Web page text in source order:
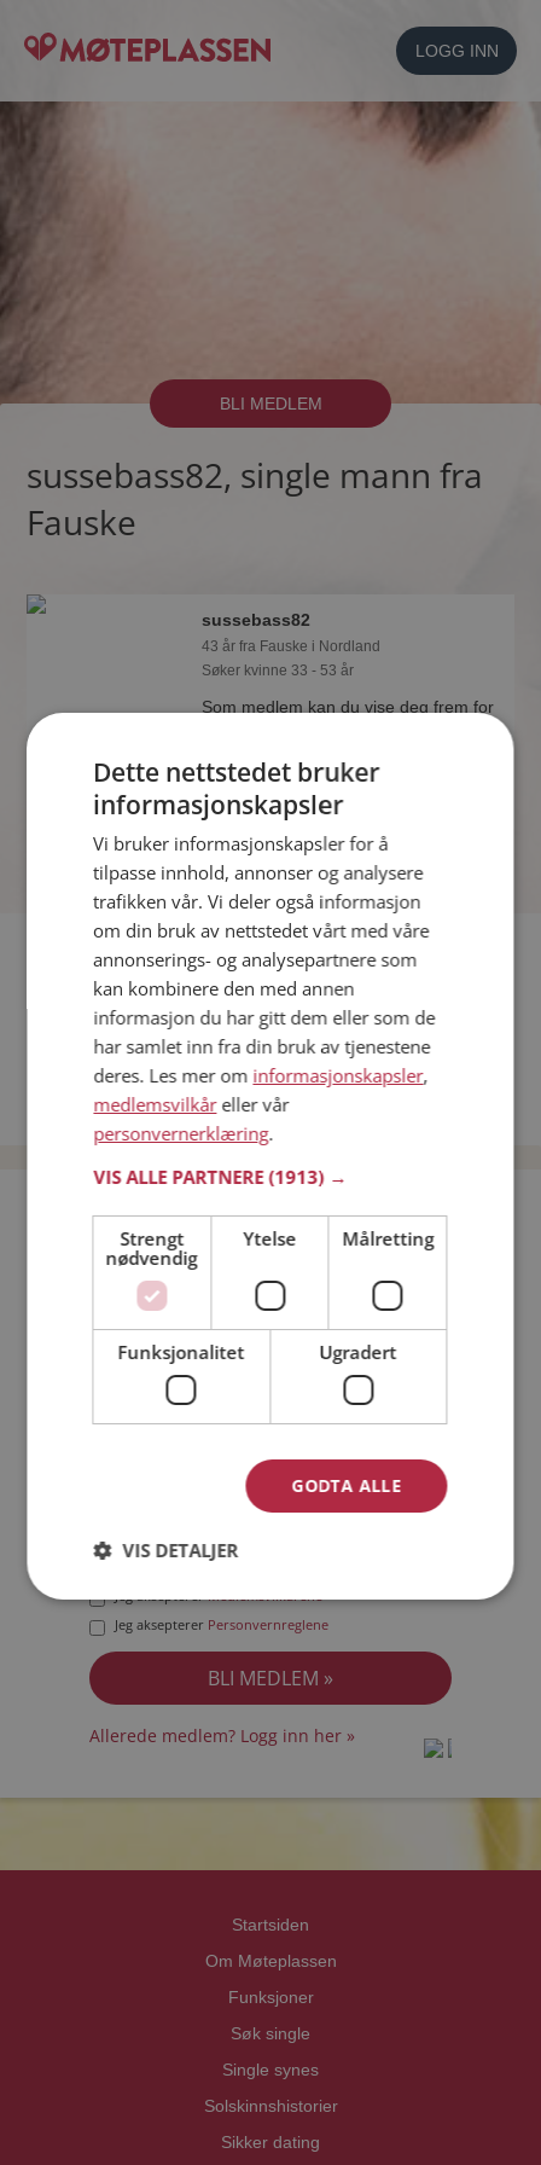
LOGG INN
BLI MEDLEM
sussebass82, single mann fra
Fauske
sussebass82
43 år fra Fauske i Nordland
Søker kvinne 33 - 53 år
Som medlem kan du vise deg frem for
se hvem som synes du er interessant.
Fler single
Flere singlemenn fra Fauske:Ronny 36,Asbjørn ,GladeJan
Kvinner fra Fauske
Date kvinner i Norge
Date menn i Norge
Bli medlem gratis!
Jeg er en: Mann Kvinne
Min alder:
Jeg akseptererMedlemsvilkårene
Jeg aksepterer Personvernreglene
Allerede medlem? Logg inn her »
Startsiden
Om Møteplassen
Funksjoner
Søk single
Single synes
Solskinnshistorier
Sikker dating
Dette nettstedet bruker
informasjonskapsler
Vi bruker informasjonskapsler for å
tilpasse innhold, annonser og analysere
trafikken vår. Vi deler også informasjon
om din bruk av nettstedet vårt med våre
annonserings- og analysepartnere som
kan kombinere den med annen
informasjon du har gitt dem eller som de
har samlet inn fra din bruk av tjenestene
deres. Les mer om informasjonskapsler,
medlemsvilkåreller vår
personvernerklæring.
VIS ALLE PARTNERE(1913) →
Strengt
nødvendig
Ytelse Målretting
Funksjonalitet Ugradert
GODTA ALLE
VIS DETALJER